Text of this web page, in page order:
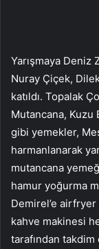
Yarışmaya Deniz
Nuray Çiçek,
katıldı. Topalak
Mutancana, Kuzu
gibi yemekler,
harmanlanarak
mutancana
hamur yoğurma
Demirel’e
kahve makinesi
tarafından takdim